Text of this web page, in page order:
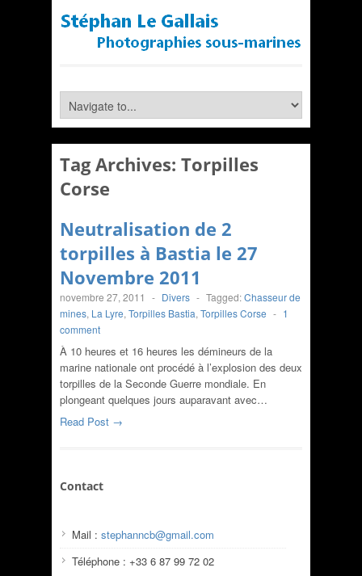
Tag Archives: Torpilles
Corse
Neutralisation de 2
torpilles à Bastia le 27
Novembre 2011
novembre 27, 2011 - Divers - Tagged:Chasseur de
mines, La Lyre, Torpilles Bastia, Torpilles Corse - 1
comment
À 10 heures et 16 heures les démineurs de la
marine nationale ont procédé à l’explosion des deux
torpilles de la Seconde Guerre mondiale. En
plongeant quelques jours auparavant avec…
Read Post →
Contact
Mail : stephanncb@gmail.com
Téléphone : +33 6 87 99 72 02